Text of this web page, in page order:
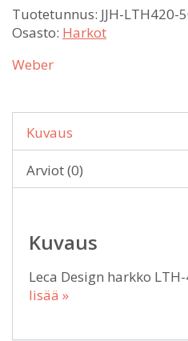
Tuotetunnus: JJH-LTH420-
Osasto: Harkot
Weber
Kuvaus
Arviot (0)
Kuvaus
Leca Design harkko
lisää »